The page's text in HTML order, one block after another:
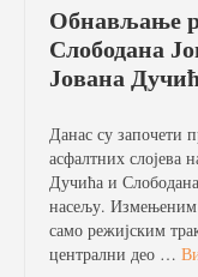
Обнављање
Слободана
Јована
Данас су започети
асфалтних слојева
Дучића и
насељу. Измењеним
само режијским
централни део …